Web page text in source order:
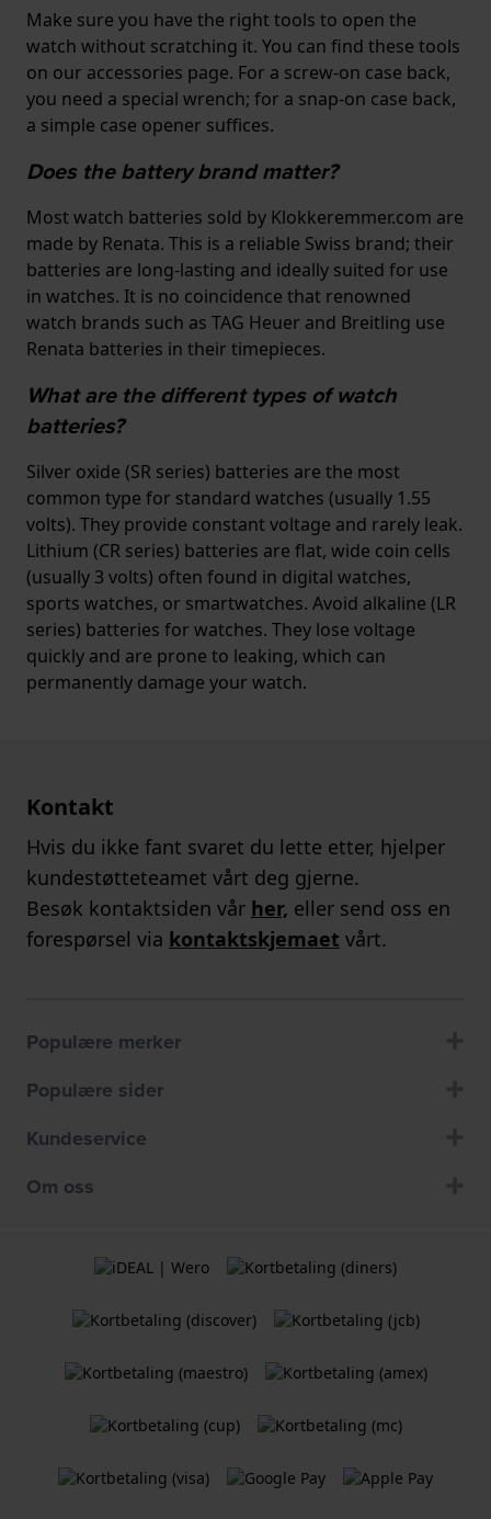
Make sure you have the right tools to open the
watch without scratching it. You can find these tools
on our accessories page. For a screw-on case back,
you need a special wrench; for a snap-on case back,
a simple case opener suffices.
Does the battery brand matter?
Most watch batteries sold by Klokkeremmer.com are
made by Renata. This is a reliable Swiss brand; their
batteries are long-lasting and ideally suited for use
in watches. It is no coincidence that renowned
watch brands such as TAG Heuer and Breitling use
Renata batteries in their timepieces.
What are the different types of watch
batteries?
Silver oxide (SR series) batteries are the most
common type for standard watches (usually 1.55
volts). They provide constant voltage and rarely leak.
Lithium (CR series) batteries are flat, wide coin cells
(usually 3 volts) often found in digital watches,
sports watches, or smartwatches. Avoid alkaline (LR
series) batteries for watches. They lose voltage
quickly and are prone to leaking, which can
permanently damage your watch.
Kontakt
Hvis du ikke fant svaret du lette etter, hjelper
kundestøtteteamet vårt deg gjerne.
Besøk kontaktsiden vår her, eller send oss en
forespørsel via kontaktskjemaet vårt.
Populære merker
Populære sider
Kundeservice
Om oss